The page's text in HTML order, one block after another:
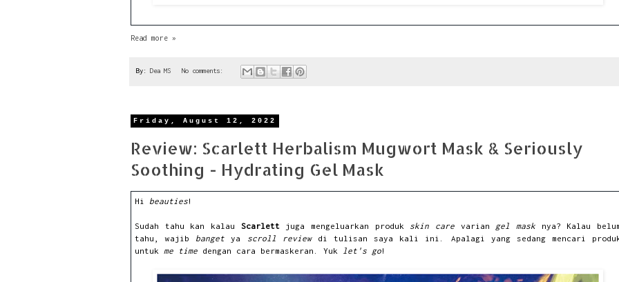
Read more »
By: Dea MS No comments:
Friday, August 12, 2022
Review: Scarlett Herbalism Mugwort Mask & Seriously
Soothing - Hydrating Gel Mask
Hi beauties!
Sudah tahu kan kalau Scarlettjuga mengeluarkan produk skin care varian gel mask nya? Kalau
tahu, wajib banget ya scroll reviewdi tulisan saya kali ini. Apalagi yang sedang mencari
untuk me time dengan cara bermaskeran. Yuk let's go!